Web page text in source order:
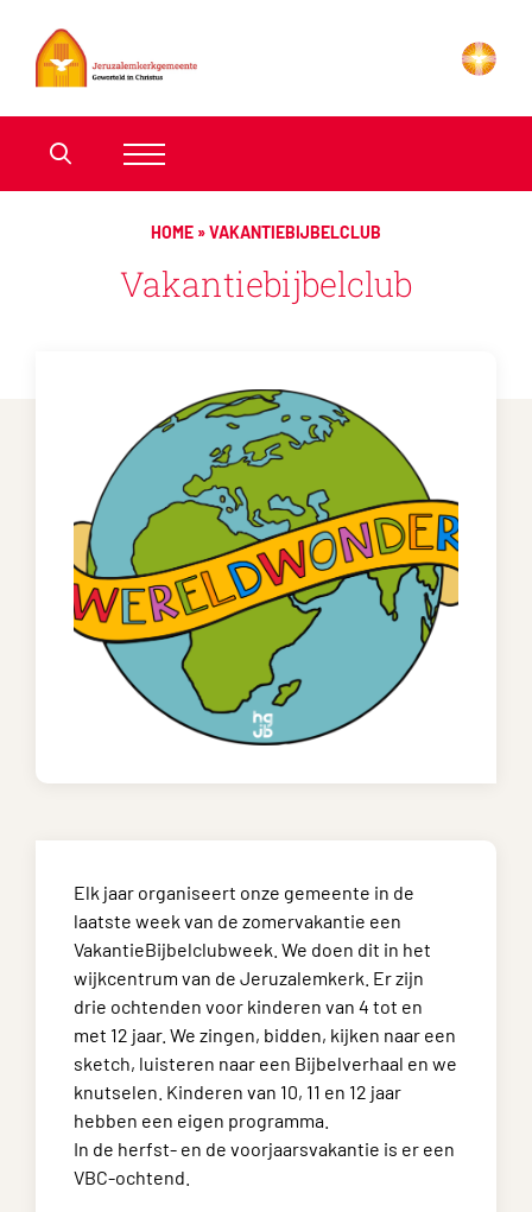
HOME »VAKANTIEBIJBELCLUB
Vakantiebijbelclub
Elk jaar organiseert onze gemeente in de
laatste week van de zomervakantie een
VakantieBijbelclubweek. We doen dit in het
wijkcentrum van de Jeruzalemkerk. Er zijn
drie ochtenden voor kinderen van 4 tot en
met 12 jaar. We zingen, bidden, kijken naar een
sketch, luisteren naar een Bijbelverhaal en we
knutselen. Kinderen van 10, 11 en 12 jaar
hebben een eigen programma.
In de herfst- en de voorjaarsvakantie is er een
VBC-ochtend.